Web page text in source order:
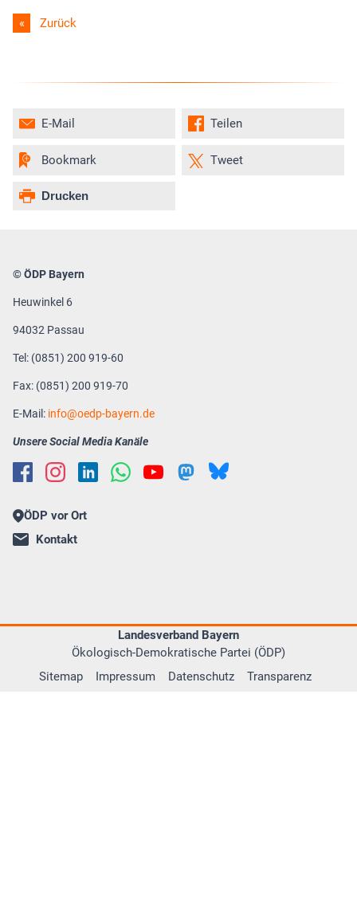
Zurück
Teilen
Tweet
E-Mail
Bookmark
Drucken
© ÖDP Bayern
Heuwinkel 6
94032 Passau
Tel: (0851) 200 919-60
Fax: (0851) 200 919-70
E-Mail: info oedp-bayern.de
Unsere Social Media Kanäle
ÖDP vor Ort
Kontakt
Landesverband Bayern
Ökologisch-Demokratische Partei (ÖDP)
Sitemap
Impressum Datenschutz Transparenz